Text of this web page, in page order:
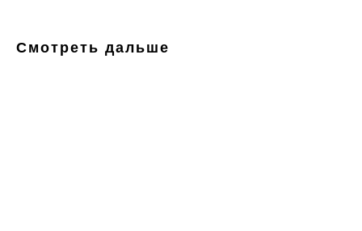
Смотреть дальше